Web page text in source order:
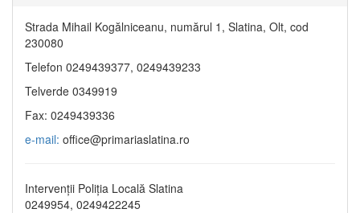
Strada Mihail Kogălniceanu, numărul 1, Slatina, Olt, cod
230080
Telefon 0249439377, 0249439233
Telverde 0349919
Fax: 0249439336
e-mail: office@primariaslatina.ro
Intervenții Poliția Locală Slatina
0249954, 0249422245